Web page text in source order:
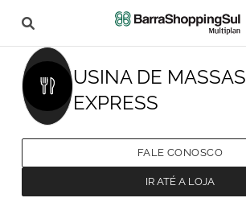
USINA DE MASSAS
EXPRESS
FALE CONOSCO
IR ATÉ A LOJA